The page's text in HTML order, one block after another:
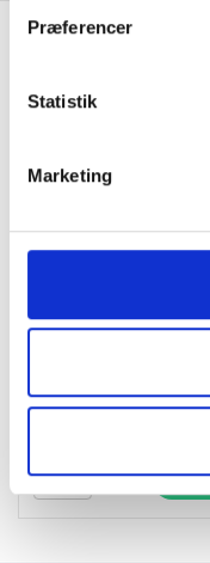
Præferencer
Statistik
Marketing
Gratis levering
EcoEssential barber kit
18,63/ Stk
Læg i